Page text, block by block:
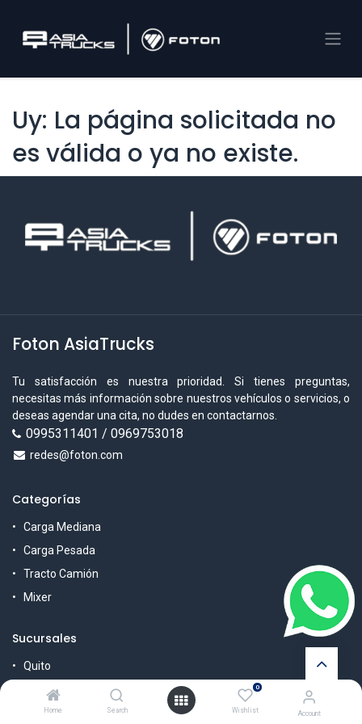
Home Search
0
Wishlist Account
Uy: La página solicitada no
es válida o ya no existe.
Foton ​AsiaTrucks​
Tu satisfacción es nuestra prioridad. Si tienes preguntas,
necesitas más información sobre nuestros vehículos o servicios, o
deseas agendar una cita, no dudes en contactarnos.
0995311401 / 0969753018
redes@foton.com
Categorías
Carga Mediana
Carga Pesada
Tracto Camión
Mixer
Sucursales
Quito
Guayaquil
Cuenca